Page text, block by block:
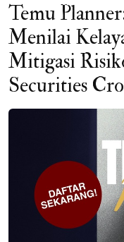
Temu
Menilai
Mitigasi
Securities